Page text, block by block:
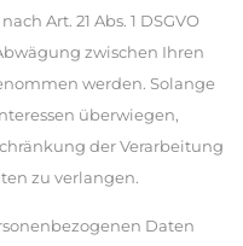
Art. 21 Abs. 1 DSGVO
zwischen Ihren
werden. Solange
überwiegen,
der Verarbeitung
zu verlangen.
Daten